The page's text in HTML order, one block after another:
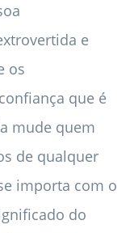
e
os
que é
mude quem
de qualquer
importa com o
do